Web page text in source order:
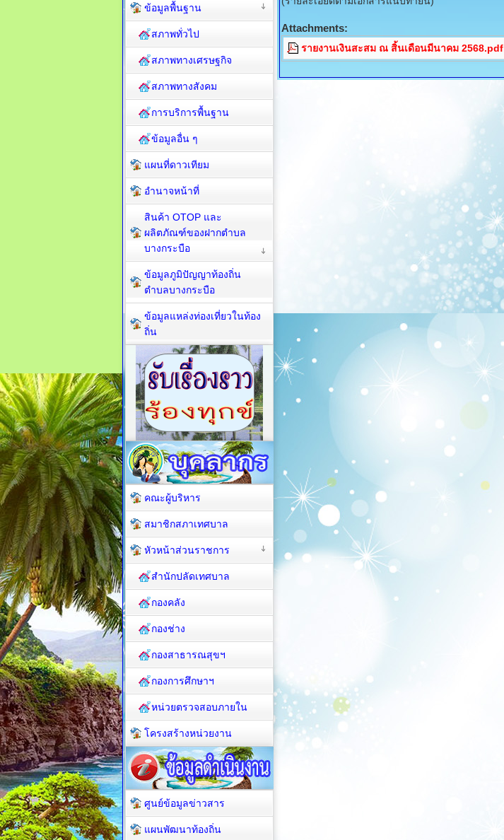
Attachments:
รายงานเงินสะสม ณ สิ้นเดือนมีนาคม 2568.pdf
ข้อมูลพื้นฐาน
สภาพทั่วไป
สภาพทางเศรษฐกิจ
สภาพทางสังคม
การบริการพื้นฐาน
ข้อมูลอื่น ๆ
แผนที่ดาวเทียม
อำนาจหน้าที่
สินค้า OTOP และ
ผลิตภัณฑ์ของฝากตำบล
บางกระบือ
ข้อมูลภูมิปัญญาท้องถิ่น
ตำบลบางกระบือ
ข้อมูลแหล่งท่องเที่ยวในท้อง
ถิ่น
คณะผู้บริหาร
สมาชิกสภาเทศบาล
หัวหน้าส่วนราชการ
สำนักปลัดเทศบาล
กองคลัง
กองช่าง
กองสาธารณสุขฯ
กองการศึกษาฯ
หน่วยตรวจสอบภายใน
โครงสร้างหน่วยงาน
ศูนย์ข้อมูลข่าวสาร
แผนพัฒนาท้องถิ่น